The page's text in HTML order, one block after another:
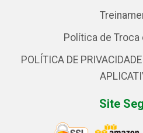
Política de Troca
POLÍTICA DE
Site